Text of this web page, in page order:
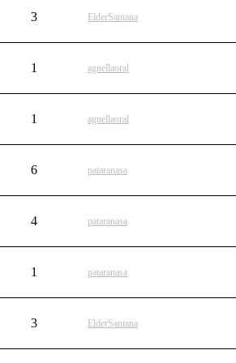
3 ElderSantana
1 agnellaoral
1 agnellaoral
6 pataranasa
4 pataranasa
1 pataranasa
3 ElderSantana